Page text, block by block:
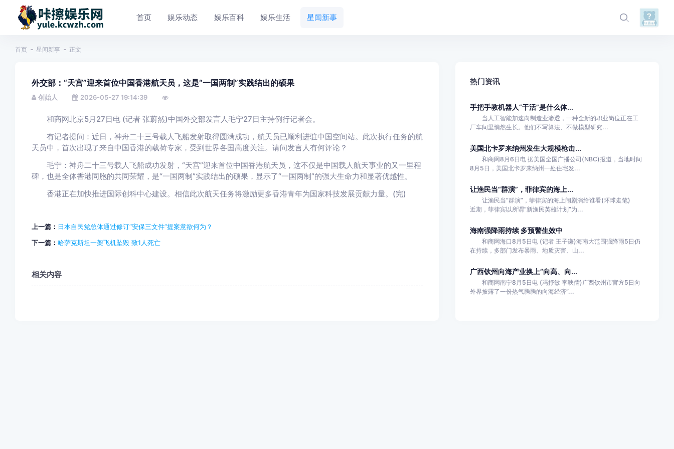
首页 娱乐动态 娱乐百科 娱乐生活 星闻新事
首页 星闻新事 正文
外交部：“天宫”迎来首位中国香港航天员，这是“一国两制”实践结出的硕果
创始人 2026-05-27 19:14:39
和商网北京5月27日电 (记者 张蔚然)中国外交部发言人毛宁27日主持例行记者会。
有记者提问：近日，神舟二十三号载人飞船发射取得圆满成功，航天员已顺利进驻中国空间站。此次执行任务的航
天员中，首次出现了来自中国香港的载荷专家，受到世界各国高度关注。请问发言人有何评论？
毛宁：神舟二十三号载人飞船成功发射，“天宫”迎来首位中国香港航天员，这不仅是中国载人航天事业的又一里程
碑，也是全体香港同胞的共同荣耀，是“一国两制”实践结出的硕果，显示了“一国两制”的强大生命力和显著优越性。
香港正在加快推进国际创科中心建设。相信此次航天任务将激励更多香港青年为国家科技发展贡献力量。(完)
上一篇： 日本自民党总体通过修订“安保三文件”提案意欲何为？
下一篇： 哈萨克斯坦一架飞机坠毁 致1人死亡
相关内容
热门资讯
手把手教机器人“干活”是什么体...
当人工智能加速向制造业渗透，一种全新的职业岗位正在工
厂车间里悄然生长。他们不写算法、不做模型研究...
美国北卡罗来纳州发生大规模枪击...
和商网8月6日电 据美国全国广播公司(NBC)报道，当地时间
8月5日，美国北卡罗来纳州一处住宅发...
让渔民当“群演”，菲律宾的海上...
让渔民当“群演”，菲律宾的海上闹剧演给谁看(环球走笔)
近期，菲律宾以所谓“新渔民英雄计划”为...
海南强降雨持续 多预警生效中
和商网海口8月5日电 (记者 王子谦)海南大范围强降雨5日仍
在持续，多部门发布暴雨、地质灾害、山...
广西钦州向海产业换上“向高、向...
和商网南宁8月5日电 (冯抒敏 李映儒)广西钦州市官方5日向
外界披露了一份热气腾腾的向海经济“...